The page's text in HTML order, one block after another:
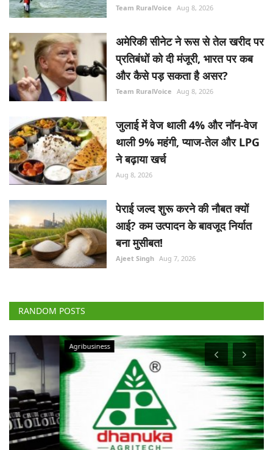
Team RuralVoice Aug 8, 2026
अमेरिकी सीनेट ने रूस से तेल खरीद पर
प्रतिबंधों को दी मंजूरी, भारत पर कब
और कैसे पड़ सकता है असर?
Team RuralVoice Aug 8, 2026
जुलाई में वेज थाली 4% और नॉन-वेज
थाली 9% महंगी, प्याज-तेल और LPG
ने बढ़ाया खर्च
Aug 8, 2026
पेराई जल्द शुरू करने की नौबत क्यों
आई? कम उत्पादन के बावजूद निर्यात
बना मुसीबत!
Ajeet Singh Aug 7, 2026
RANDOM POSTS
Agribusiness